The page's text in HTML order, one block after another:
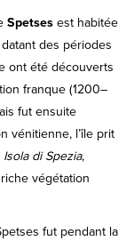
Spetses est habitée
des périodes
ont été découverts
franque (1200–
fut ensuite
vénitienne, l’île prit
Isola di Spezia,
végétation
fut pendant la